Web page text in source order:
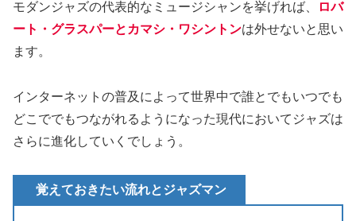
モダンジャズの代表的なミュージシャンを挙げれば、
ロバ
ート・グラスパーとカマシ・ワシントンは外せないと思い
ます。
インターネットの普及によって世界中で誰とでもいつでも
どこででもつながれるようになった現代においてジャズは
さらに進化していくでしょう。
覚えておきたい流れとジャズマン